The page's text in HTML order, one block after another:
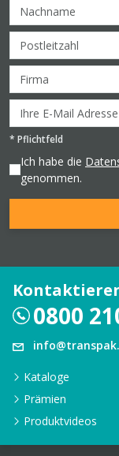
* Pflichtfeld
Ich habe die
genommen.
0800
Kataloge
Prämien
Produktvideos